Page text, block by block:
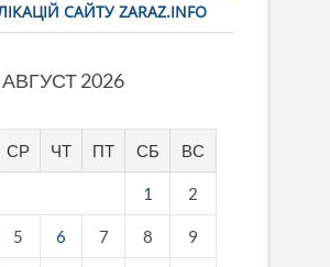
САЙТУ ZARAZ.INFO
АВГУСТ 2026
СР ЧТ ПТ СБ ВС
1 2
5 6 7 8 9